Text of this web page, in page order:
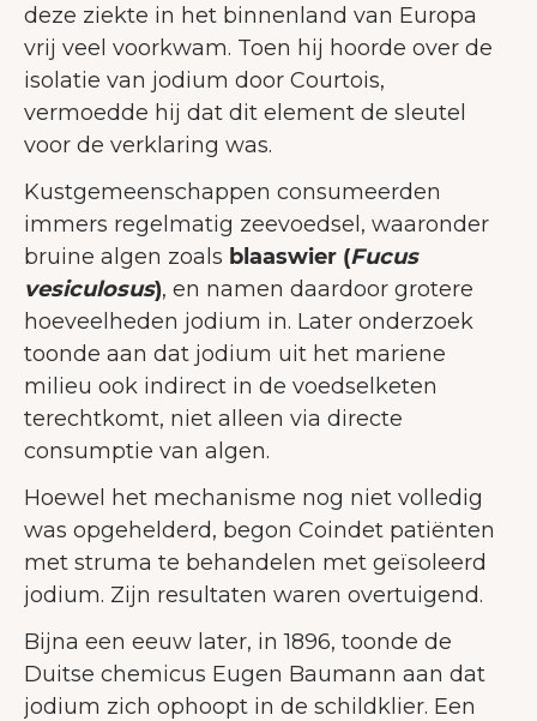
deze ziekte in het binnenland van Europa
vrij veel voorkwam. Toen hij hoorde over de
isolatie van jodium door Courtois,
vermoedde hij dat dit element de sleutel
voor de verklaring was.
Kustgemeenschappen consumeerden
immers regelmatig zeevoedsel, waaronder
bruine algen zoals blaaswier (Fucus
vesiculosus), en namen daardoor grotere
hoeveelheden jodium in. Later onderzoek
toonde aan dat jodium uit het mariene
milieu ook indirect in de voedselketen
terechtkomt, niet alleen via directe
consumptie van algen.
Hoewel het mechanisme nog niet volledig
was opgehelderd, begon Coindet patiënten
met struma te behandelen met geïsoleerd
jodium. Zijn resultaten waren overtuigend.
Bijna een eeuw later, in 1896, toonde de
Duitse chemicus Eugen Baumann aan dat
jodium zich ophoopt in de schildklier. Een